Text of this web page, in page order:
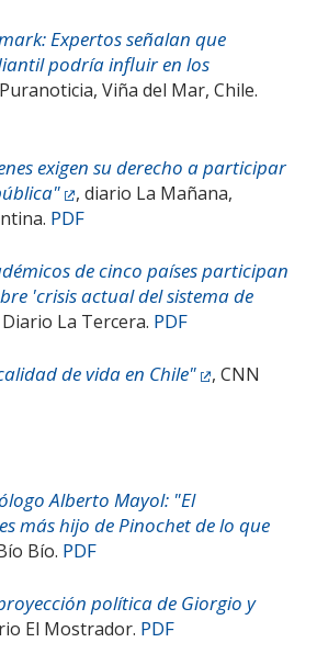
Expertos señalan que
podría influir en los
Viña del Mar, Chile.
exigen su derecho a participar
, diario La Mañana,
PDF
de cinco países participan
'crisis actual del sistema de
Diario La Tercera. PDF
de vida en Chile"
, CNN
Alberto Mayol: "El
más hijo de Pinochet de lo que
Bío. PDF
política de Giorgio y
El Mostrador. PDF